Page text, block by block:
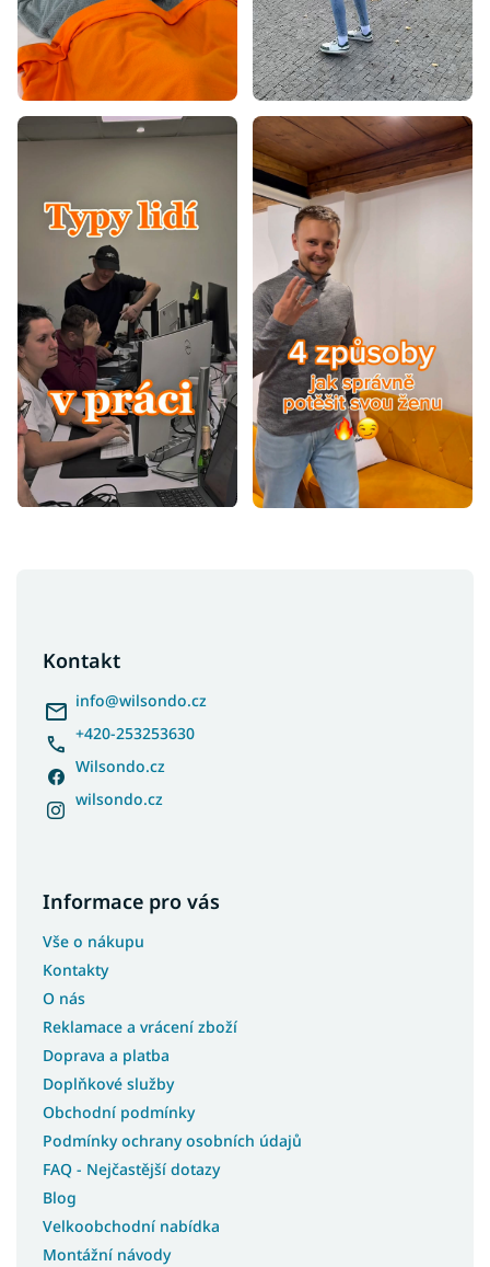
Kontakt
info@wilsondo.cz
+420-253253630
Wilsondo.cz
wilsondo.cz
Informace pro vás
Vše o nákupu
Kontakty
O nás
Reklamace a vrácení zboží
Doprava a platba
Doplňkové služby
Obchodní podmínky
Podmínky ochrany osobních údajů
FAQ - Nejčastější dotazy
Blog
Velkoobchodní nabídka
Montážní návody